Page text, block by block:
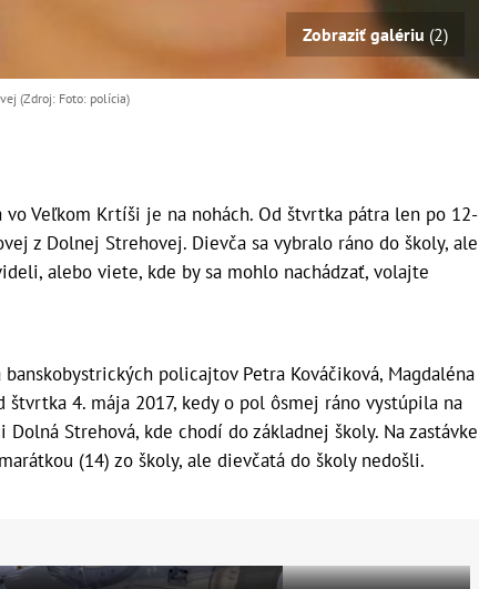
Zobraziť galériu (2)
(Zdroj: Foto: polícia)
vo Veľkom Krtíši je na nohách. Od štvrtka pátra len po 12-
z Dolnej Strehovej. Dievča sa vybralo ráno do školy, ale
alebo viete, kde by sa mohlo nachádzať, volajte
policajtov Petra Kováčiková, Magdaléna
štvrtka 4. mája 2017, kedy o pol ôsmej ráno vystúpila na
Dolná Strehová, kde chodí do základnej školy. Na zastávke
(14) zo školy, ale dievčatá do školy nedošli.